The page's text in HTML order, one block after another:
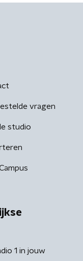
vragen
studio
1 in jouw